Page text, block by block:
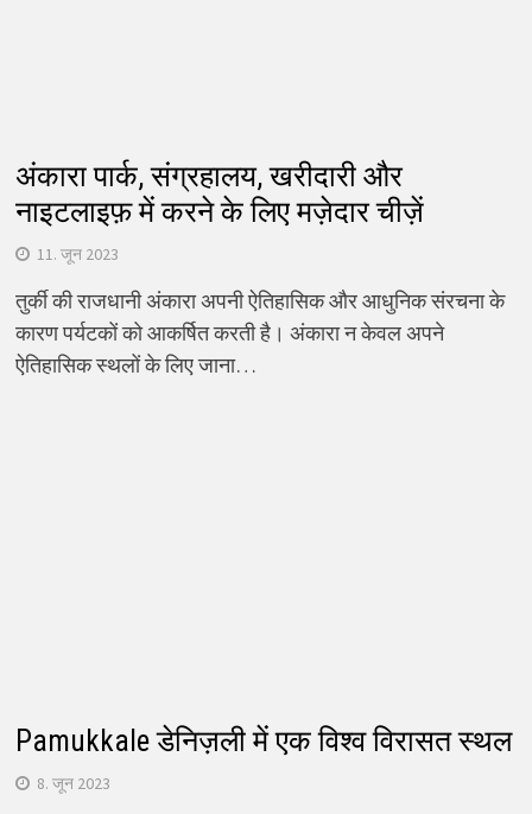
अंकारा पार्क, संग्रहालय, खरीदारी और
नाइटलाइफ़ में करने के लिए मज़ेदार चीज़ें
11. जून 2023
तुर्की की राजधानी अंकारा अपनी ऐतिहासिक और आधुनिक संरचना के
कारण पर्यटकों को आकर्षित करती है। अंकारा न केवल अपने
ऐतिहासिक स्थलों के लिए जाना…
Pamukkale डेनिज़ली में एक विश्व विरासत स्थल
8. जून 2023